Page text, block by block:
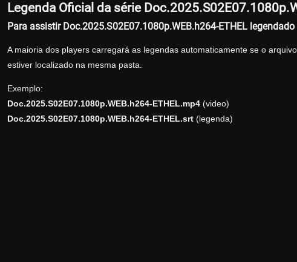
Legenda Oficial da série
Para assistir Doc.2025.S02E07.1080p.WEB.h264-ETHEL legendado
A maioria dos players carregará as legendas automaticamente se o arquivo
estiver localizado na mesma pasta.
Exemplo:
Doc.2025.S02E07.1080p.WEB.h264-ETHEL.mp4(video)
Doc.2025.S02E07.1080p.WEB.h264-ETHEL.srt(legenda)